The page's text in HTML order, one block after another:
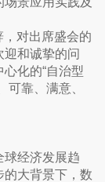
对出席盛会的
和诚挚的问
化的“自治型
可靠、满意、
球经济发展趋
的大背景下，数